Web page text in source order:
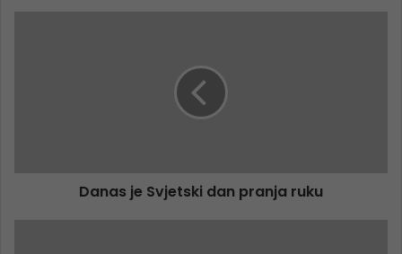
Danas je Svjetski dan pranja ruku